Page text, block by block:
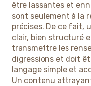
être lassantes et
sont seulement à la
précises. De ce fait,
clair, bien structuré
transmettre les
digressions et doit
langage simple et
Un contenu